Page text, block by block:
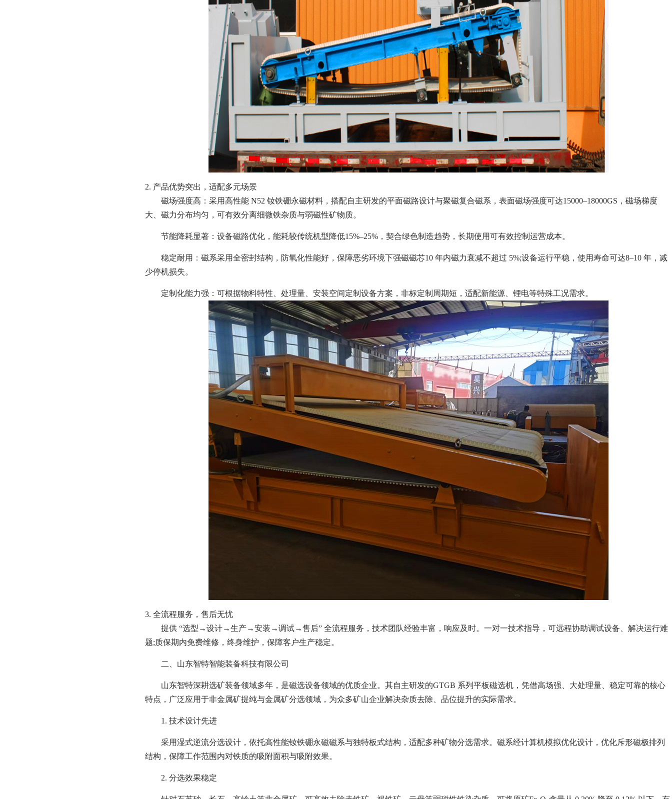
2. 产品优势突出，适配多元场景
磁场强度高：采用高性能 N52 钕铁硼永磁材料，搭配自主研发的平面磁路设计与聚磁复合磁系，表面磁场强度可达15000–18000GS，磁场梯度
大、磁力分布均匀，可有效分离细微铁杂质与弱磁性矿物质。
节能降耗显著：设备磁路优化，能耗较传统机型降低15%–25%，契合绿色制造趋势，长期使用可有效控制运营成本。
稳定耐用：磁系采用全密封结构，防氧化性能好，保障恶劣环境下强磁磁芯10 年内磁力衰减不超过 5%;设备运行平稳，使用寿命可达8–10 年，减
少停机损失。
定制化能力强：可根据物料特性、处理量、安装空间定制设备方案，非标定制周期短，适配新能源、锂电等特殊工况需求。
3. 全流程服务，售后无忧
提供 “选型→设计→生产→安装→调试→售后” 全流程服务，技术团队经验丰富，响应及时。一对一技术指导，可远程协助调试设备、解决运行难
题;质保期内免费维修，终身维护，保障客户生产稳定。
二、山东智特智能装备科技有限公司
山东智特深耕选矿装备领域多年，是磁选设备领域的优质企业。其自主研发的GTGB 系列平板磁选机，凭借高场强、大处理量、稳定可靠的核心
特点，广泛应用于非金属矿提纯与金属矿分选领域，为众多矿山企业解决杂质去除、品位提升的实际需求。
1. 技术设计先进
采用湿式逆流分选设计，依托高性能钕铁硼永磁磁系与独特板式结构，适配多种矿物分选需求。磁系经计算机模拟优化设计，优化斥形磁极排列
结构，保障工作范围内对铁质的吸附面积与吸附效果。
2. 分选效果稳定